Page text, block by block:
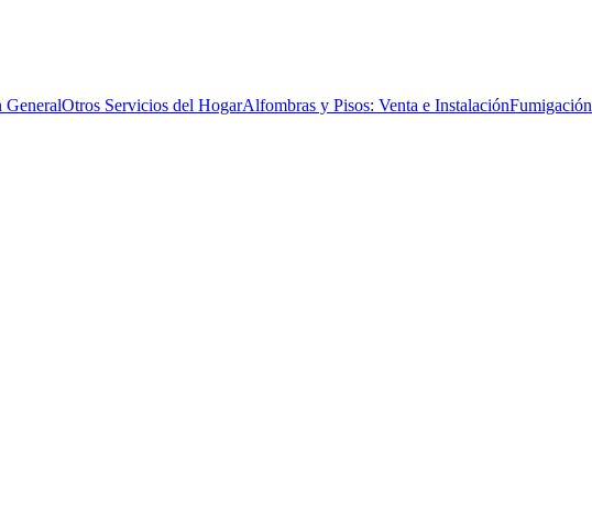
GeneralOtros Servicios del HogarAlfombras y Pisos: Venta e InstalaciónFumigación